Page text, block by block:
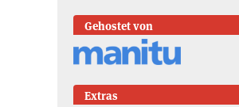
Gehostet von
Extras